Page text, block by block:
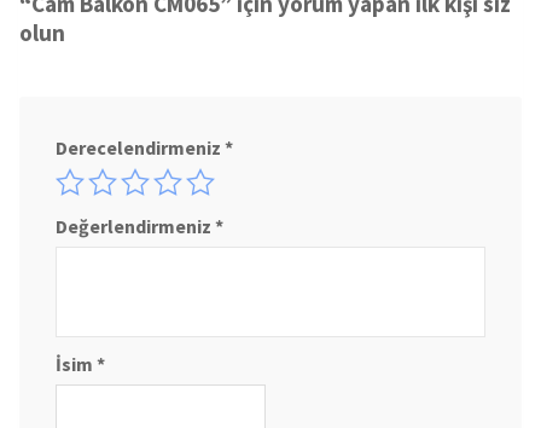
olun
Derecelendirmeniz *
Değerlendirmeniz *
İsim *